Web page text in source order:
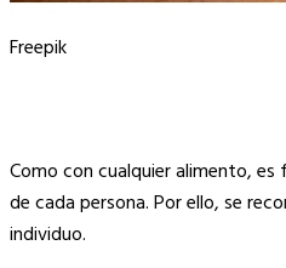
Freepik
Como con cualquier alimento,
de cada persona. Por ello, se
individuo.